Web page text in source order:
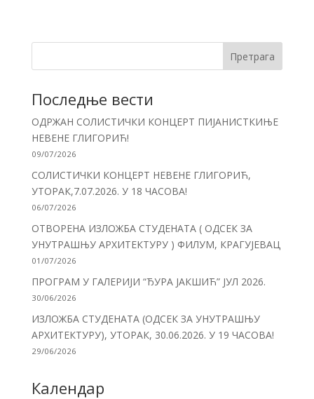
Претрага
Последње вести
ОДРЖАН СОЛИСТИЧКИ КОНЦЕРТ ПИЈАНИСТКИЊЕ
НЕВЕНЕ ГЛИГОРИЋ!
09/07/2026
СОЛИСТИЧКИ КОНЦЕРТ НЕВЕНЕ ГЛИГОРИЋ,
УТОРАК,7.07.2026. У 18 ЧАСОВА!
06/07/2026
ОТВОРЕНА ИЗЛОЖБА СТУДЕНАТА ( ОДСЕК ЗА
УНУТРАШЊУ АРХИТЕКТУРУ ) ФИЛУМ, КРАГУЈЕВАЦ
01/07/2026
ПРОГРАМ У ГАЛЕРИЈИ “ЂУРА ЈАКШИЋ” ЈУЛ 2026.
30/06/2026
ИЗЛОЖБА СТУДЕНАТА (ОДСЕК ЗА УНУТРАШЊУ
АРХИТЕКТУРУ), УТОРАК, 30.06.2026. У 19 ЧАСОВА!
29/06/2026
Календар